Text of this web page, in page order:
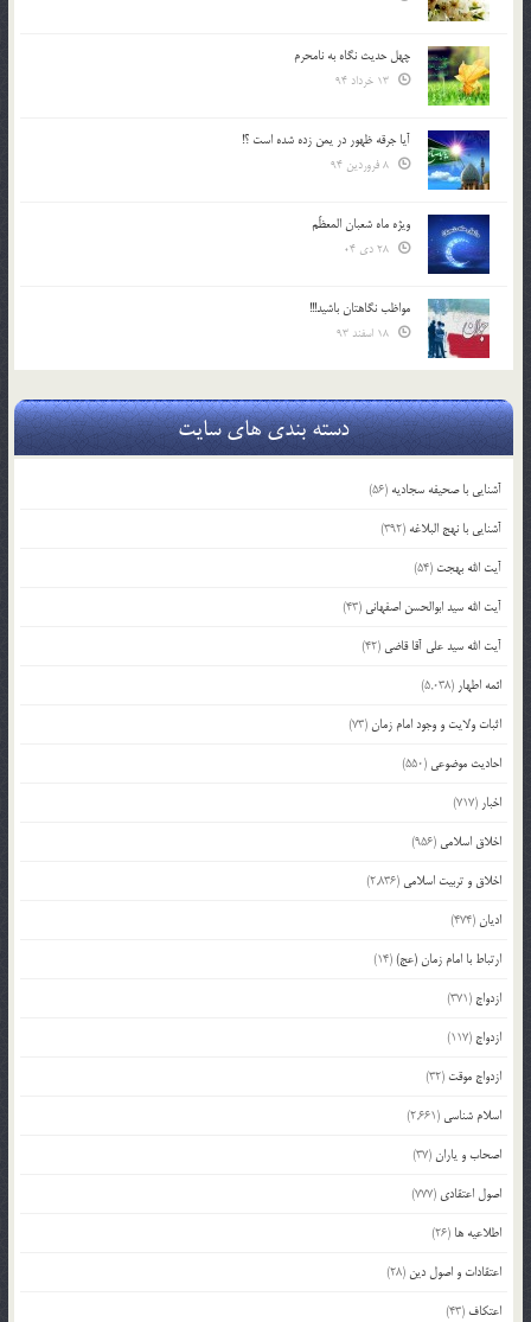
چهل حدیث نگاه به نامحرم
آیا جرقه ظهور در یمن زده شده است ؟!
ویژه ماه شعبان المعظّم
مواظب نگاهتان باشید!!!
دسته بندی های سایت
آشنایی با صحیفه سجادیه (56)
آشنایی با نهج البلاغه (392)
آیت الله بهجت (54)
آیت الله سید ابوالحسن اصفهانی (43)
آیت الله سید علی آقا قاضی (42)
ائمه اطهار (5,038)
اثبات ولایت و وجود امام زمان(73)
احادیث موضوعی (550)
اخبار (717)
اخلاق اسلامی (956)
اخلاق و تربیت اسلامی (2,836)
ادیان(474)
ارتباط با امام زمان (عج)(14)
ازدواج (371)
ازدواج (117)
ازدواج موقت (32)
اسلام شناسی (2,661)
اصحاب و یاران(37)
اصول اعتقادی (777)
اطلاعیه ها (26)
اعتقادات و اصول دین (28)
اعتکاف (43)